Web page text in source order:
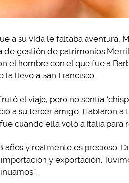
a su vida le faltaba aventura,
de gestión de patrimonios
el hombre con el que fue a
llevó a San Francisco.
el viaje, pero no sentía
a su tercer amigo. Hablaron a
cuando ella voló a Italia para
años y realmente es precioso.
y exportación.